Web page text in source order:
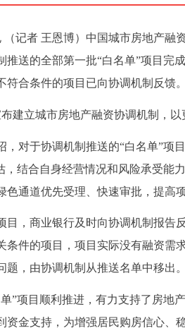
（记者 王恩博）中国城市房地产融
推送的全部第一批“白名单”项目完
符合条件的项目已向协调机制反馈。
建立城市房地产融资协调机制，以
，对于协调机制推送的“白名单”项
，结合自身经营情况和风险承受能
色通道优先受理、快速审批，提高
目，商业银行及时向协调机制报告
条件的项目，项目实际没有融资需
，由协调机制从推送名单中移出。
”项目顺利推进，有力支持了房地
资金支持，为增强居民购房信心、